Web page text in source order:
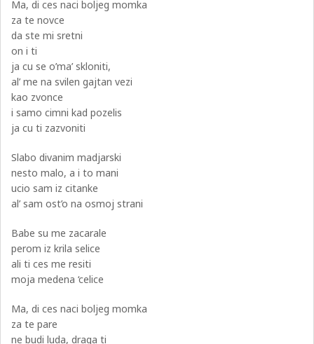
Ma, di ces naci boljeg momka
za te novce
da ste mi sretni
on i ti
ja cu se o’ma’ skloniti,
al’ me na svilen gajtan vezi
kao zvonce
i samo cimni kad pozelis
ja cu ti zazvoniti
Slabo divanim madjarski
nesto malo, a i to mani
ucio sam iz citanke
al’ sam ost’o na osmoj strani
Babe su me zacarale
perom iz krila selice
ali ti ces me resiti
moja medena ‘celice
Ma, di ces naci boljeg momka
za te pare
ne budi luda, draga ti